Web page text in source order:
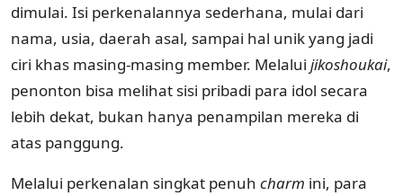
dimulai. Isi perkenalannya sederhana, mulai dari
nama, usia, daerah asal, sampai hal unik yang jadi
ciri khas masing-masing member. Melalui jikoshoukai,
penonton bisa melihat sisi pribadi para idol secara
lebih dekat, bukan hanya penampilan mereka di
atas panggung.
Melalui perkenalan singkat penuh charm ini, para